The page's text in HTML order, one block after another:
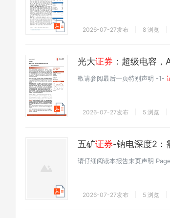
2026-07-27发布 8 浏览
光大证券 ：超级电容
敬请参阅最后一页特别声明 -1-
2026-07-27发布 5 浏览
五矿证券-钠电深度2：
请仔细阅读本报告末页声明
2026-07-27发布 5 浏览